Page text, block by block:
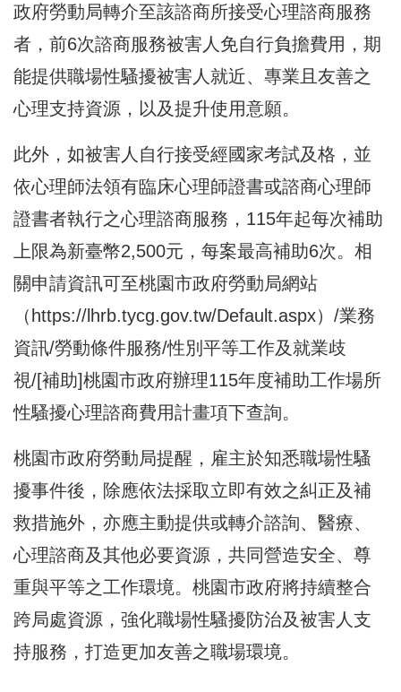
政府勞動局轉介至該諮商所接受心理諮商服務
者，前6次諮商服務被害人免自行負擔費用，期
能提供職場性騷擾被害人就近、專業且友善之
心理支持資源，以及提升使用意願。
此外，如被害人自行接受經國家考試及格，並
依心理師法領有臨床心理師證書或諮商心理師
證書者執行之心理諮商服務，115年起每次補助
上限為新臺幣2,500元，每案最高補助6次。相
關申請資訊可至桃園市政府勞動局網站
（https://lhrb.tycg.gov.tw/Default.aspx）/業務
資訊/勞動條件服務/性別平等工作及就業歧
視/[補助]桃園市政府辦理115年度補助工作場所
性騷擾心理諮商費用計畫項下查詢。
桃園市政府勞動局提醒，雇主於知悉職場性騷
擾事件後，除應依法採取立即有效之糾正及補
救措施外，亦應主動提供或轉介諮詢、醫療、
心理諮商及其他必要資源，共同營造安全、尊
重與平等之工作環境。桃園市政府將持續整合
跨局處資源，強化職場性騷擾防治及被害人支
持服務，打造更加友善之職場環境。